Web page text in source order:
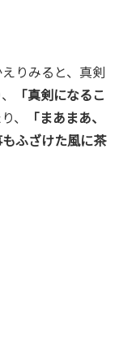
りみると、真剣
「真剣になるこ
、
「まあまあ、
ふざけた風に茶